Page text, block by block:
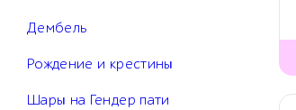
Дембель
Рождение и крестины
Шары на Гендер пати